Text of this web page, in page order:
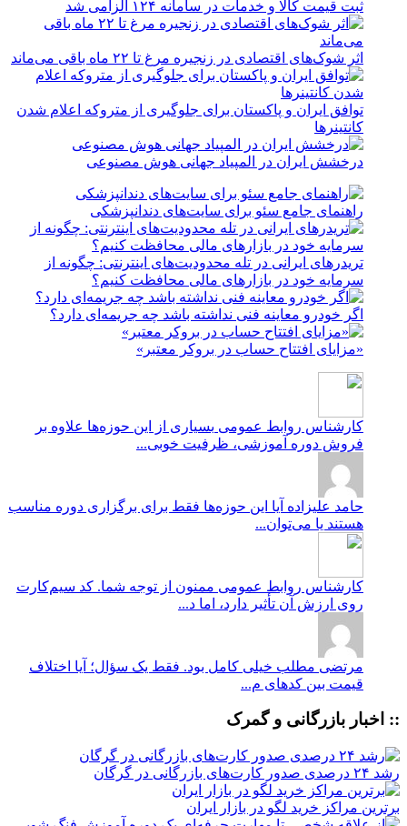
ثبت قیمت کالا و خدمات در سامانه ۱۲۴ الزامی شد
اثر شوک‌های اقتصادی در زنجیره مرغ تا ۲۲ ماه باقی می‌ماند
توافق ایران و پاکستان برای جلوگیری از متروکه اعلام شدن
کانتینرها
درخشش ایران در المپیاد جهانی هوش مصنوعی
راهنمای جامع سئو برای سایت‌های دندانپزشکی
تریدرهای ایرانی در تله محدودیت‌های اینترنتی: چگونه از
سرمایه خود در بازارهای مالی محافظت کنیم؟
اگر خودرو معاینه فنی نداشته باشد چه جریمه‌ای دارد؟
«مزایای افتتاح حساب در بروکر معتبر»
کارشناس روابط عمومی بسیاری از این حوزه‌ها علاوه بر
فروش دوره آموزشی، ظرفیت خوبی...
حامد علیزاده آیا این حوزه‌ها فقط برای برگزاری دوره مناسب
هستند یا می‌توان...
کارشناس روابط عمومی ممنون از توجه شما. کد سیم‌کارت
روی ارزش آن تأثیر دارد، اما د...
مرتضی مطلب خیلی کامل بود. فقط یک سؤال؛ آیا اختلاف
قیمت بین کدهای م...
:: اخبار بازرگانی و گمرک
رشد ۲۴ درصدی صدور کارت‌های بازرگانی در گرگان
برترین مراکز خرید لگو در بازار ایران